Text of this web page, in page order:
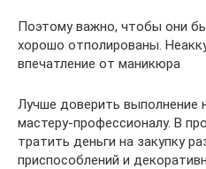
Поэтому важно, чтобы они
хорошо отполированы.
впечатление от маникюра
Лучше доверить выполнение
мастеру-профессионалу. В
тратить деньги на закупку
приспособлений и